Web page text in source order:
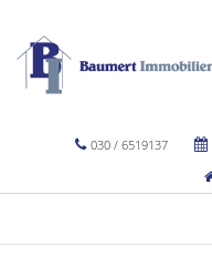
030 / 6519137